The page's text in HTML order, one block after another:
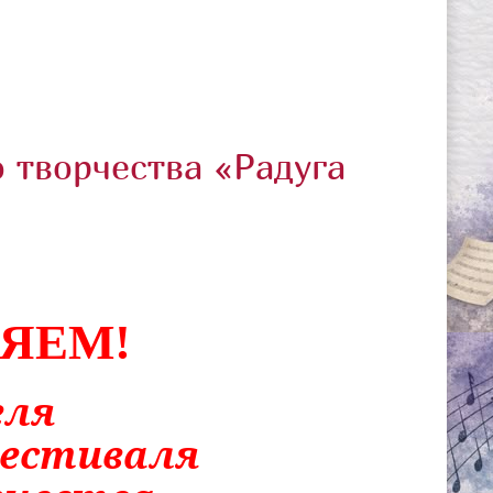
«Радуга